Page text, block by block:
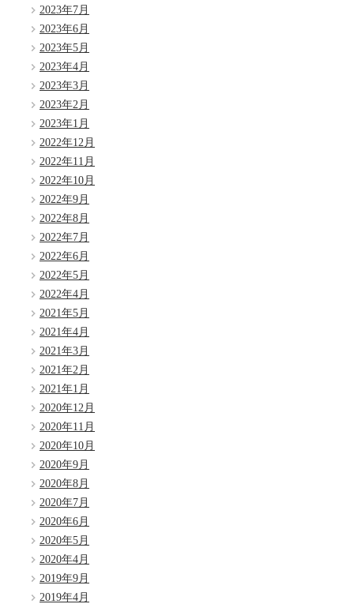
2023年7月
2023年6月
2023年5月
2023年4月
2023年3月
2023年2月
2023年1月
2022年12月
2022年11月
2022年10月
2022年9月
2022年8月
2022年7月
2022年6月
2022年5月
2022年4月
2021年5月
2021年4月
2021年3月
2021年2月
2021年1月
2020年12月
2020年11月
2020年10月
2020年9月
2020年8月
2020年7月
2020年6月
2020年5月
2020年4月
2019年9月
2019年4月